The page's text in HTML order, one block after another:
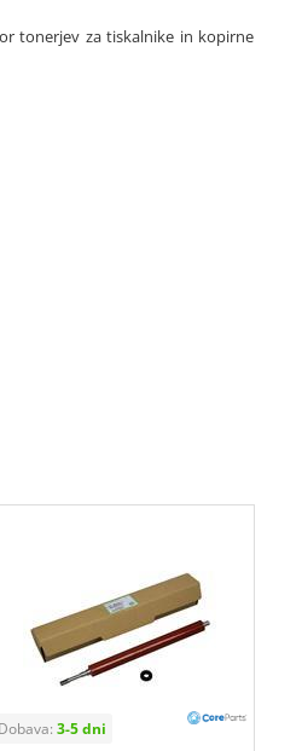
tonerjev za tiskalnike in kopirne